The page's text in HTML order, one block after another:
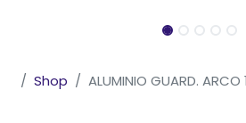
Shop ALUMINIO GUARD.